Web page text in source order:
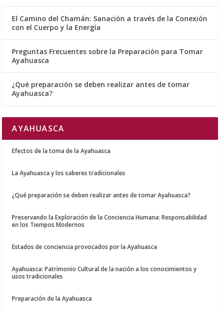
El Camino del Chamán: Sanación a través de la Conexión
con el Cuerpo y la Energía
Preguntas Frecuentes sobre la Preparación para Tomar
Ayahuasca
¿Qué preparación se deben realizar antes de tomar
Ayahuasca?
AYAHUASCA
Efectos de la toma de la Ayahuasca
La Ayahuasca y los saberes tradicionales
¿Qué preparación se deben realizar antes de tomar Ayahuasca?
Preservando la Exploración de la Conciencia Humana: Responsabilidad
en los Tiempos Modernos
Estados de conciencia provocados por la Ayahuasca
Ayahuasca: Patrimonio Cultural de la nación a los conocimientos y
usos tradicionales
Preparación de la Ayahuasca